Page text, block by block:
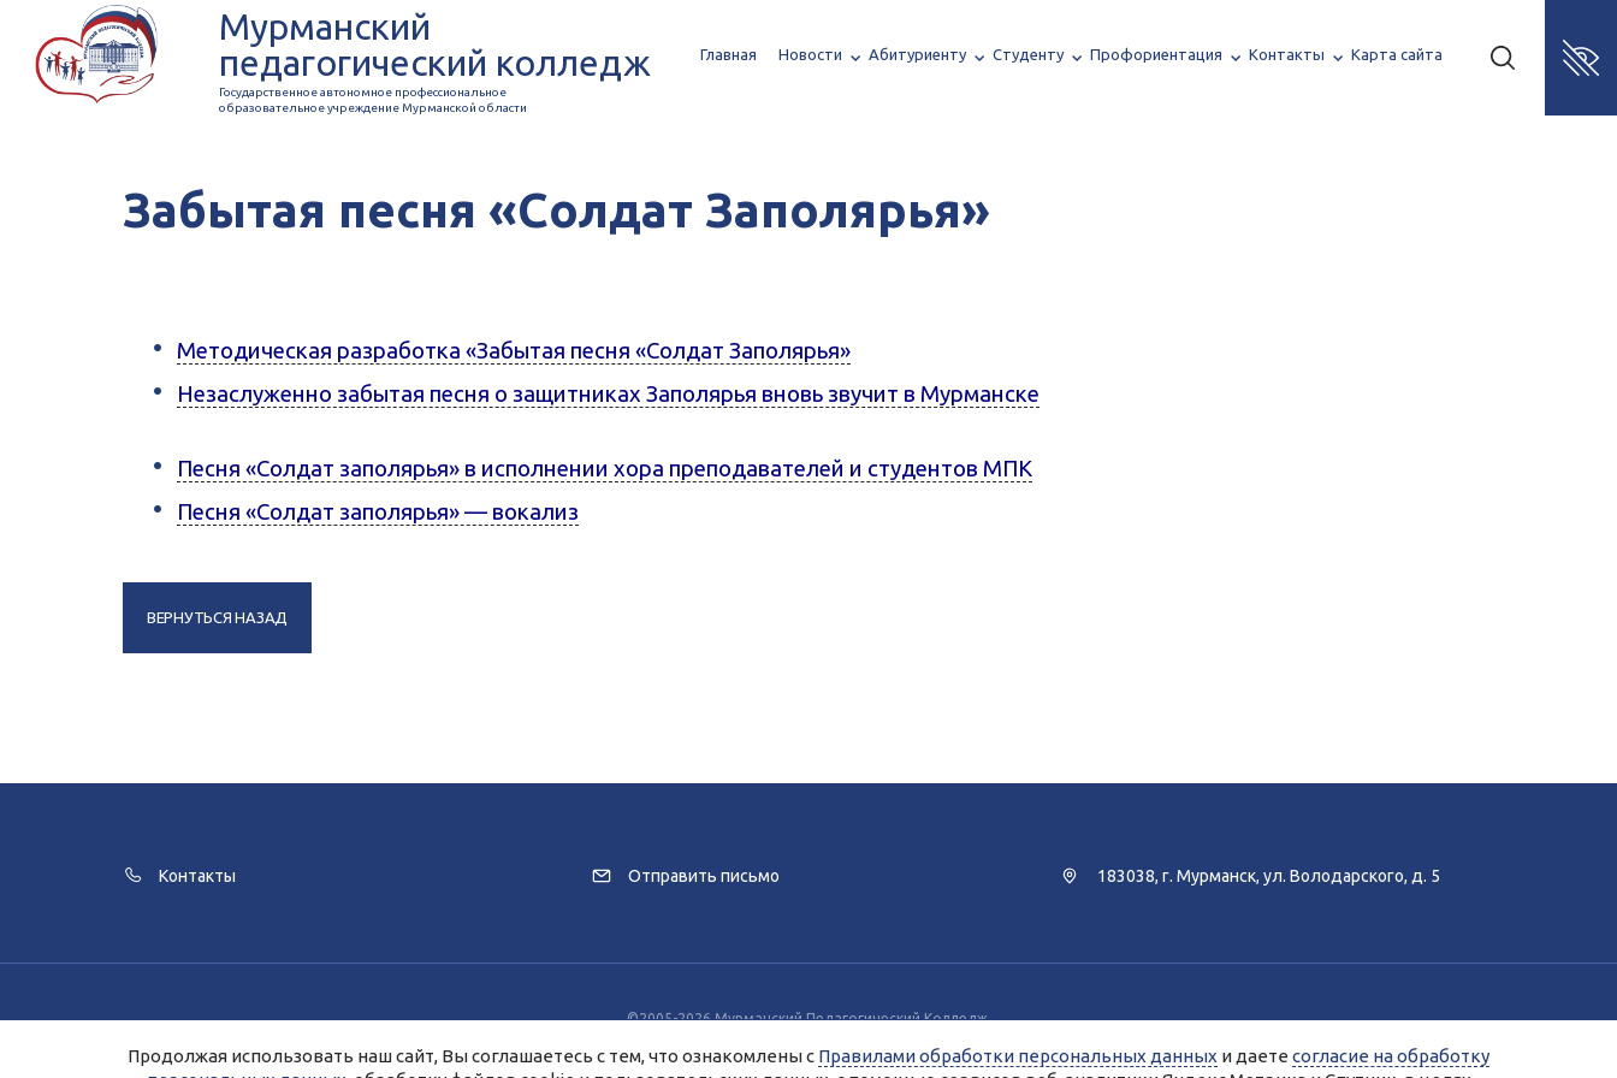
Мурманский
педагогический колледж
Государственное автономное профессиональное
образовательное учреждение Мурманской области
Главная Новости Абитуриенту Студенту Профориентация Контакты Карта сайта
Забытая песня «Солдат Заполярья»
Методическая разработка «Забытая песня «Солдат Заполярья»
Незаслуженно забытая песня о защитниках Заполярья вновь звучит в Мурманске
Песня «Солдат заполярья» в исполнении хора преподавателей и студентов МПК
Песня «Солдат заполярья» — вокализ
ВЕРНУТЬСЯ НАЗАД
Контакты Отправить письмо 183038, г. Мурманск, ул. Володарского, д. 5
©2005-2026 Мурманский Педагогический Колледж.
Для улучшения работы сайта и его взаимодействия с пользователями используются файлы cookie и сервисы веб-аналитики Яндекс.Метрика, Спутник.
Продолжая работу с сайтом, Вы даете разрешение на использование cookie-файлов и согласие на обработку данных сервисами Яндекс.Метрика, Спутник.
Продолжая использовать наш сайт, Вы соглашаетесь с тем, что ознакомлены с Правилами обработки персональных данных и даете согласие на обработку